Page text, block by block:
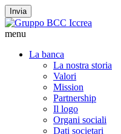
Invia
menu
La banca
La nostra storia
Valori
Mission
Partnership
Il logo
Organi sociali
Dati societari